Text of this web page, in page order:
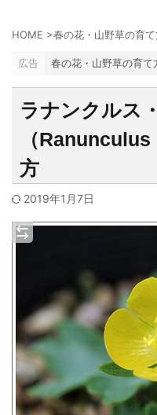
HOME >春の花・山野草の育
広告 春の花・山野草の育て
ラナンクルス
（
方
2019年1月7日